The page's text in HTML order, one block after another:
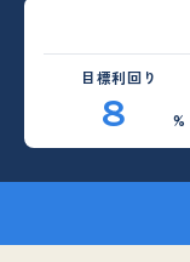
目標利回り
8 %